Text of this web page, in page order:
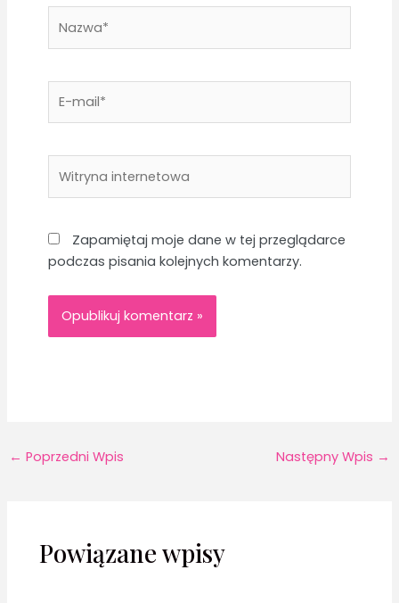
mail*
internetowa
Zapamiętaj moje dane w tej przeglądarce
podczas pisania kolejnych komentarzy.
← Poprzedni Wpis Następny Wpis →
Powiązane wpisy